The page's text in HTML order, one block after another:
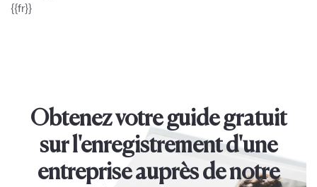
{{fr}}
Obtenez votre guide gratuit
sur l'enregistrement d'une
entreprise auprès de notre